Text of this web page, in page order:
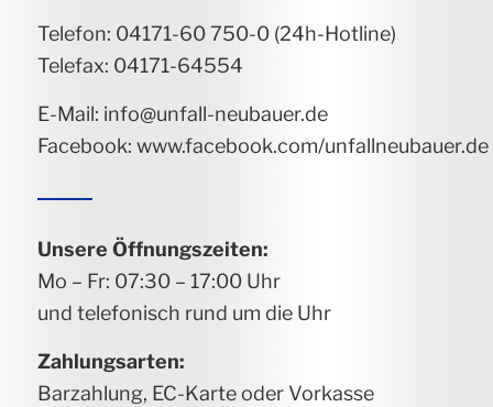
Telefon: 04171-60 750-0 (24h-Hotline)
Telefax: 04171-64554
E-Mail: info@unfall-neubauer.de
Facebook: www.facebook.com/unfallneubauer.de
Unsere Öffnungszeiten:
Mo – Fr: 07:30 – 17:00 Uhr
und telefonisch rund um die Uhr
Zahlungsarten:
Barzahlung, EC-Karte oder Vorkasse